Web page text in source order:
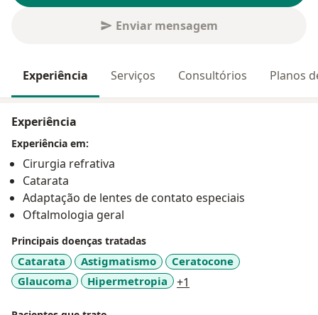
Enviar mensagem
Experiência Serviços Consultórios Planos
Experiência
Experiência em:
Cirurgia refrativa
Catarata
Adaptação de lentes de contato especiais
Oftalmologia geral
Principais doenças tratadas
Catarata Astigmatismo
Ceratocone
Glaucoma
Hipermetropia +1